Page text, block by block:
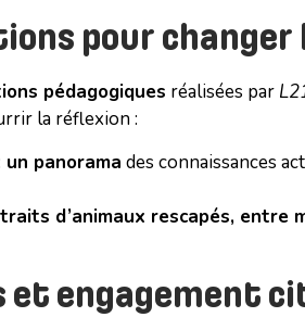
pour changer
pédagogiques réalisées par
la réflexion :
un panorama des connaissances
d’animaux rescapés, entre
et engagement